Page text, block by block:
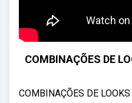
COMBINAÇÕES DE
COMBINAÇÕES DE